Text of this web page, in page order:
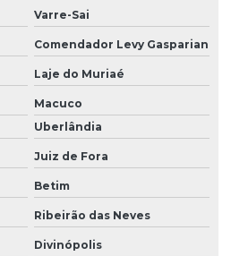
Varre-Sai
Comendador Levy Gasparian
Laje do Muriaé
Macuco
Uberlândia
Juiz de Fora
Betim
Ribeirão das Neves
Divinópolis